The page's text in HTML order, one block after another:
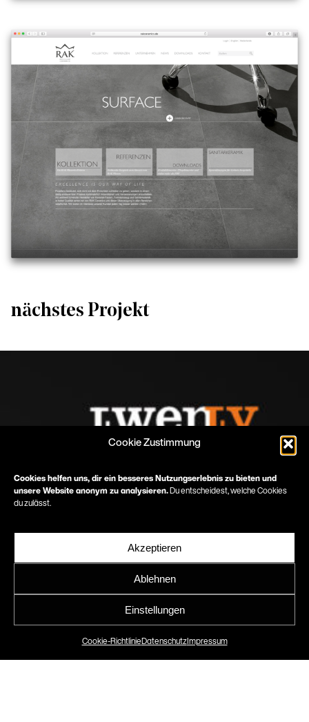
Cookie Zustimmung
Cookies helfen uns, dir ein besseres Nutzungserlebnis zu bieten und
unsere Website anonym zu analysieren. Du entscheidest, welche Cookies
du zulässt.
Akzeptieren
Ablehnen
Einstellungen
Cookie-RichtlinieDatenschutzImpressum
nächstes Projekt
MüllerMerkt
Jubiläumslogo